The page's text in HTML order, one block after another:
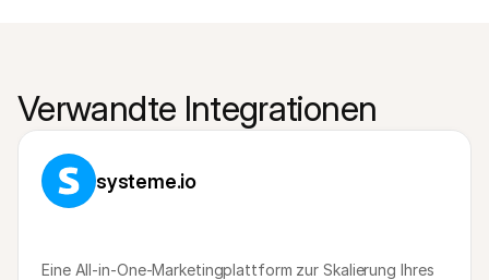
Verwandte Integrationen
systeme.io
Eine All-in-One-Marketingplattform zur Skalierung Ihres